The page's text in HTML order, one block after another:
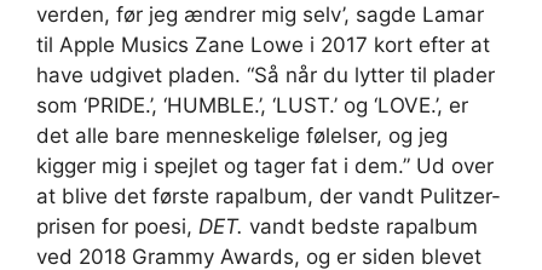
verden, før jeg ændrer mig selv’, sagde Lamar
til Apple Musics Zane Lowe i 2017 kort efter at
have udgivet pladen. “Så når du lytter til plader
som ‘PRIDE.’, ‘HUMBLE.’, ‘LUST.’ og ‘LOVE.’, er
det alle bare menneskelige følelser, og jeg
kigger mig i spejlet og tager fat i dem.” Ud over
at blive det første rapalbum, der vandt Pulitzer-
prisen for poesi, DET. vandt bedste rapalbum
ved 2018 Grammy Awards, og er siden blevet